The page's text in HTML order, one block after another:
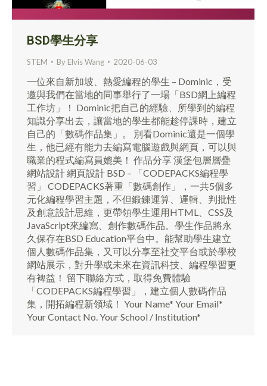
BSD學生分享
STEM By Elvis Wang 2020-06-03
一位來自新加坡、熱愛編程的學生 – Dominic，受
邀與我們在當地的同事舉行了一場「BSD網上編程
工作坊」！ Dominic把自己的經驗、所學到的編程
知識分享出去，讓當地的學生都能趁停課時，建立
自己的「數碼作品集」。 別看Dominic還是一個學
生，他已經有能力去編寫電腦遊戲與網頁，可以與
職業的程式編寫員媲美！ 作品分享 漢堡包層層疊
網站設計 網頁設計 BSD – 「CODEPACKS編程學
習」 CODEPACKS著重「數碼創作」，一共5個多
元化編程學習主題，不但鍛鍊運算、邏輯、判批性
及創意設計思維，更帶領學生運用HTML、CSS及
JavaScript來編寫、創作數碼作品。學生作品將永
久保存在BSD Education平台中。能幫助學生建立
個人數碼作品集，又可以分享至社交平台或於學校
網站展示，對升學或未來在資訊科技、編程學習更
有裨益！ 留下聯絡方式，取得免費體驗
「CODEPACKS編程學習」，建立個人數碼作品
集，開拓編程新領域！ Your Name* Your Email*
Your Contact No. Your School / Institution*